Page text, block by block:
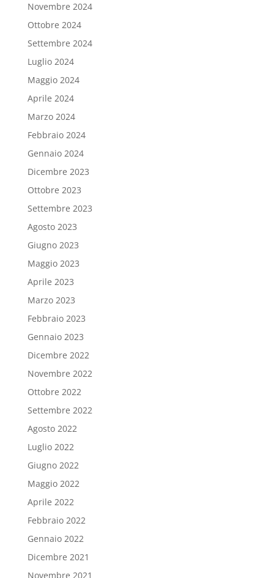
Novembre 2024
Ottobre 2024
Settembre 2024
Luglio 2024
Maggio 2024
Aprile 2024
Marzo 2024
Febbraio 2024
Gennaio 2024
Dicembre 2023
Ottobre 2023
Settembre 2023
Agosto 2023
Giugno 2023
Maggio 2023
Aprile 2023
Marzo 2023
Febbraio 2023
Gennaio 2023
Dicembre 2022
Novembre 2022
Ottobre 2022
Settembre 2022
Agosto 2022
Luglio 2022
Giugno 2022
Maggio 2022
Aprile 2022
Febbraio 2022
Gennaio 2022
Dicembre 2021
Novembre 2021